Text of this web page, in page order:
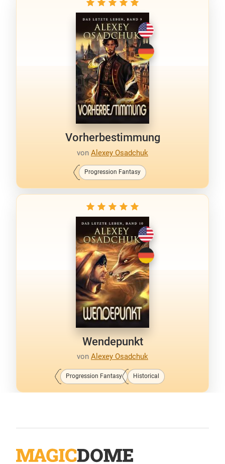
Vorherbestimmung
von Alexey Osadchuk
Progression Fantasy
Wendepunkt
von Alexey Osadchuk
Progression Fantasy Historical